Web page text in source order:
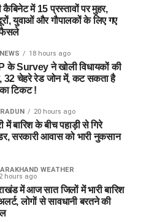
कैबिनेट में 15 प्रस्तावों पर मुहर,
युवाओं और गौपालकों के लिए गए
18 hours ago
के Survey ने खोली विधायकों की
32 चेहरे रेड जोन में, कट सकता है
टिकट !
20 hours ago
में बारिश के बीच पहाड़ी से गिरे
सरकारी आवास को भारी नुकसान
WEATHER
hours ago
में आज सात जिलों में भारी बारिश
लोगों से सावधानी बरतने की